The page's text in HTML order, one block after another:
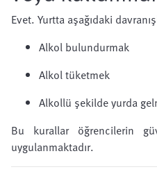
Evet. Yurtta aşağıdaki
Alkol bulundurmak
Alkol tüketmek
Alkollü şekilde yurda
Bu kurallar öğrencilerin
uygulanmaktadır.